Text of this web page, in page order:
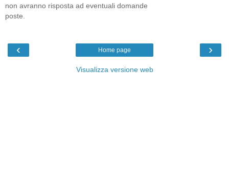
non avranno risposta ad eventuali domande
poste.
‹ ›
Home page
Visualizza versione web